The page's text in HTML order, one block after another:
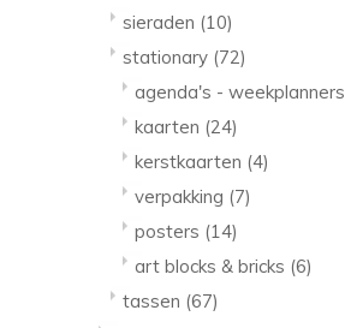
sieraden (10)
stationary (72)
agenda's - weekplanners
kaarten (24)
kerstkaarten (4)
verpakking (7)
posters (14)
art blocks & bricks (6)
tassen (67)